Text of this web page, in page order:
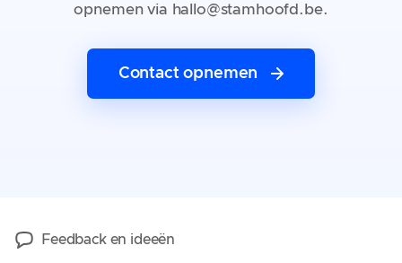
opnemen via hallo@stamhoofd.be.
Contact opnemen
Feedback en ideeën